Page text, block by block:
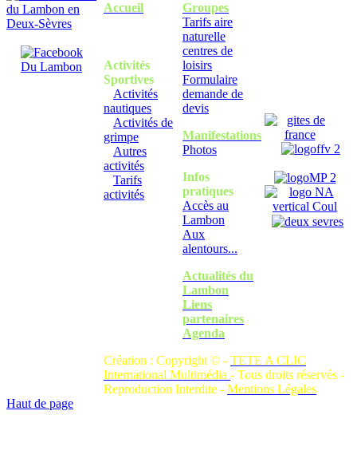
Accueil
Activités
Sportives
Activités
nautiques
Activités de
grimpe
Autres
activités
Tarifs
activités
Groupes
Tarifs aire
naturelle
centres de
loisirs
Formulaire
demande de
devis
Manifestations
Photos
Infos
pratiques
Accès au
Lambon
Aux
alentours...
Actualités du
Lambon
Liens
partenaires
Agenda
Création : Copyright © - TETE A CLIC
International Multimédia - Tous droits réservés -
Reproduction Interdite - Mentions Légales
Haut de page